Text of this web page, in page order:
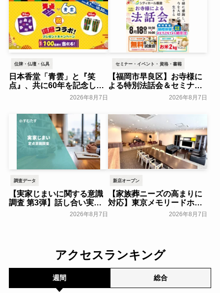
位牌・仏壇・仏具
日本香堂「青雲」と『笑
点』、共に60年を記念した
初コラボ！オリジナルグッ
ズのプレゼントキャンペー
ンを実施～日本香堂～
一般公開
2026年8月7日
セミナー・イベント・資格・書籍
【福岡市早良区】お寺様に
よる特別法話会＆セミナー
特典「無料試食会」を8月
18日(月)にシティホール飯
一般公開
2026年8月7日
調査データ
【実家じまいに関する意識
調査 第3弾】話し合い実施
率は29.5％で前回から低
2026年8月7日
新店オープン
【家族葬ニーズの高まりに
対応】東京メモリードホー
ルに貸切型家族葬空間『第
2026年8月7日
アクセスランキング
週間 総合